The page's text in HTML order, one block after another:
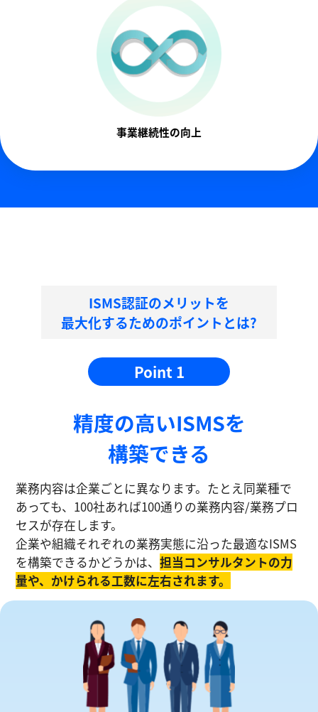
事業継続性の向上
ISMS認証のメリットを
最大化するためのポイントとは?
Point 1
精度の⾼いISMSを
構築できる
業務内容は企業ごとに異なります。たとえ同業種で
あっても、100社あれば100通りの業務内容/業務プロ
セスが存在します。
企業や組織それぞれの業務実態に沿った最適なISMS
を構築できるかどうかは、担当コンサルタントの⼒
量や、かけられる工数に左右されます。